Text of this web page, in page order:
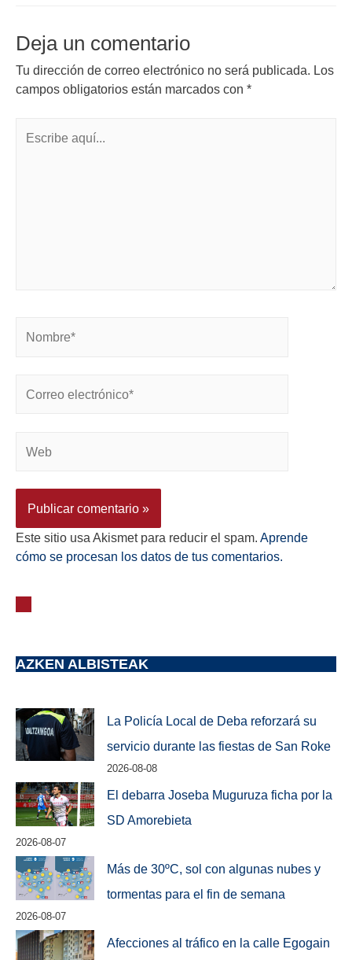
Deja un comentario
Tu dirección de correo electrónico no será publicada. Los
campos obligatorios están marcados con *
Este sitio usa Akismet para reducir el spam. Aprende
cómo se procesan los datos de tus comentarios.
AZKEN ALBISTEAK
La Policía Local de Deba reforzará su
servicio durante las fiestas de San Roke
2026-08-08
El debarra Joseba Muguruza ficha por la
SD Amorebieta
2026-08-07
Más de 30ºC, sol con algunas nubes y
tormentas para el fin de semana
2026-08-07
Afecciones al tráfico en la calle Egogain